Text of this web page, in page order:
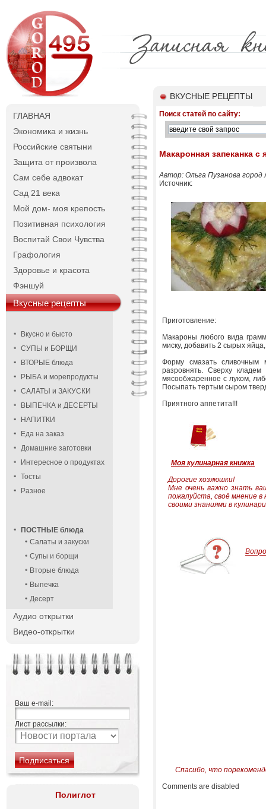
ГЛАВНАЯ
Экономика и жизнь
Российские святыни
Защита от произвола
Сам себе адвокат
Сад 21 века
Мой дом- моя крепость
Позитивная психология
Воспитай Свои Чувства
Графология
Здоровье и красота
Фэншуй
Вкусные рецепты
Вкусно и бысто
СУПЫ и БОРЩИ
ВТОРЫЕ блюда
РЫБА и морепродукты
САЛАТЫ и ЗАКУСКИ
ВЫПЕЧКА и ДЕСЕРТЫ
НАПИТКИ
Еда на заказ
Домашние заготовки
Интересное о продуктах
Тосты
Разное
ПОСТНЫЕ блюда
Салаты и закуски
Супы и борщи
Вторые блюда
Выпечка
Десерт
Аудио открытки
Видео-открытки
Ваш e-mail:
Лист рассылки:
Полиглот
ВКУСНЫЕ РЕЦЕПТЫ
Поиск статей по сайту:
Макаронная запеканка с
Автор: Ольга Пузанова город
Источник:
Приготовление:
Макароны любого вида
миску, добавить 2 сырых
Форму смазать сливочным
разровнять. Сверху
мясообжаренное с луком,
Посыпать тертым сыром
Приятного аппетита!!!
Моя кулинарная книжка
Дорогие хозяюшки!
Мне очень важно знать
пожалуйста, своё мнение
своими знаниями в
Спасибо, что
Comments are disabled